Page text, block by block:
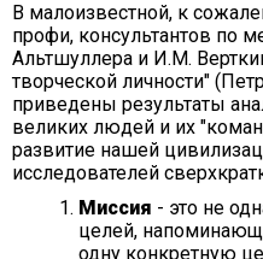
В малоизвестной, к
профи, консультантов по
Альтшуллера и И.М.
творческой личности"
приведены результаты
великих людей и их
развитие нашей
исследователей
Миссия - это не
целей,
одну конкретную